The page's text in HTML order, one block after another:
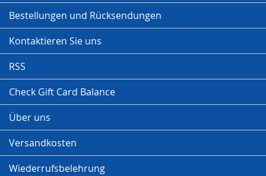
Bestellungen und Rücksendungen
Kontaktieren Sie uns
RSS
Check Gift Card Balance
Über uns
Versandkosten
Wiederrufsbelehrung